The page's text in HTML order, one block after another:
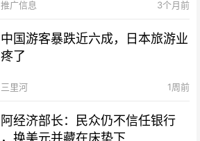
推广信息 3个月前
中国游客暴跌近六成，日本旅游业
疼了
三里河 1周前
阿经济部长：民众仍不信任银行
，换美元并藏在床垫下